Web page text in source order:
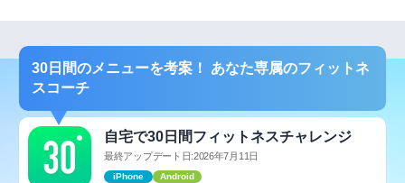
30日間のメニューを考案！ あなた専属のフィットネ
スコーチ
自宅で30日間フィットネスチャレンジ
最終アップデート日:2026年7月11日
iPhone Android